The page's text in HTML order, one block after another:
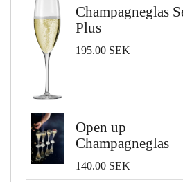
Champagneglas
Plus
195.00 SEK
Open up
Champagneglas
140.00 SEK